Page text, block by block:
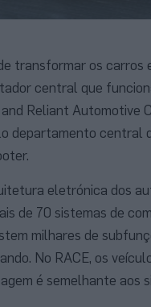
transformar os carros
central que
and Reliant Automotive
departamento central
eletrónica dos
de 70 sistemas de
milhares de
No RACE, os
é semelhante aos